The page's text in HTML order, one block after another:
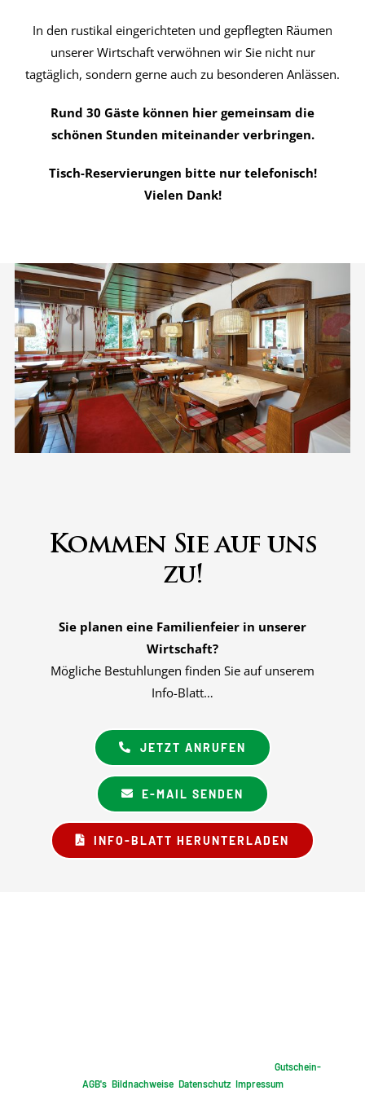
In den rustikal eingerichteten und gepflegten Räumen
unserer Wirtschaft verwöhnen wir Sie nicht nur
tagtäglich, sondern gerne auch zu besonderen Anlässen.
Rund 30 Gäste können hier gemeinsam die
schönen Stunden miteinander verbringen.
Tisch-Reservierungen bitte nur telefonisch!
Vielen Dank!
Kommen Sie auf uns
zu!
Sie planen eine Familienfeier in unserer
Wirtschaft?
Mögliche Bestuhlungen finden Sie auf unserem
Info-Blatt…
JETZT ANRUFEN
E-MAIL SENDEN
INFO-BLATT HERUNTERLADEN
Gutschein-
AGB's| Bildnachweise| Datenschutz| Impressum